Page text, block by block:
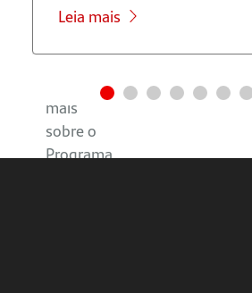
depende
mais
sobre o
Programa
Leia mais